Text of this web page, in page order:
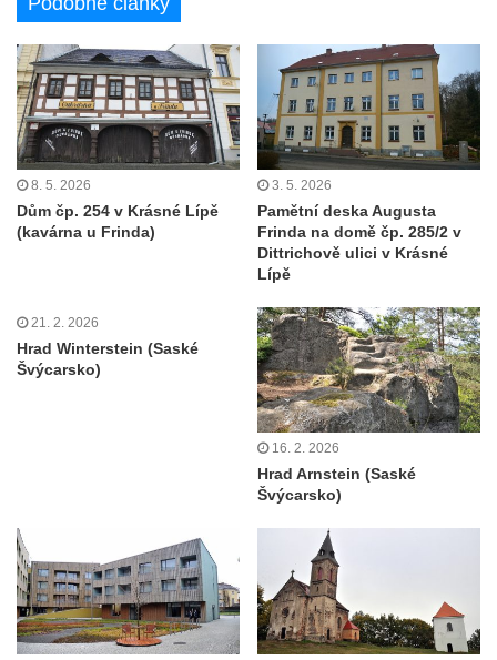
8. 5. 2026
Dům čp. 254 v Krásné Lípě
(kavárna u Frinda)
3. 5. 2026
Pamětní deska Augusta
Frinda na domě čp. 285/2 v
Dittrichově ulici v Krásné
Lípě
21. 2. 2026
Hrad Winterstein (Saské
Švýcarsko)
16. 2. 2026
Hrad Arnstein (Saské
Švýcarsko)